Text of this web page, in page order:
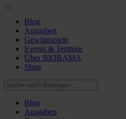
Blog
Ausgaben
Gewinnspiele
Events & Termine
Über BIORAMA
Shop
Blog
Ausgaben